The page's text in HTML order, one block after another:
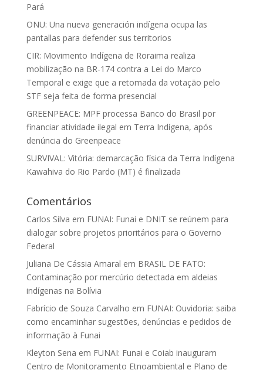
Pará
ONU: Una nueva generación indígena ocupa las
pantallas para defender sus territorios
CIR: Movimento Indígena de Roraima realiza
mobilização na BR-174 contra a Lei do Marco
Temporal e exige que a retomada da votação pelo
STF seja feita de forma presencial
GREENPEACE: MPF processa Banco do Brasil por
financiar atividade ilegal em Terra Indígena, após
denúncia do Greenpeace
SURVIVAL: Vitória: demarcação física da Terra Indígena
Kawahiva do Rio Pardo (MT) é finalizada
Comentários
Carlos Silva em FUNAI: Funai e DNIT se reúnem para
dialogar sobre projetos prioritários para o Governo
Federal
Juliana De Cássia Amaral em BRASIL DE FATO:
Contaminação por mercúrio detectada em aldeias
indígenas na Bolívia
Fabrício de Souza Carvalho em FUNAI: Ouvidoria: saiba
como encaminhar sugestões, denúncias e pedidos de
informação à Funai
Kleyton Sena em FUNAI: Funai e Coiab inauguram
Centro de Monitoramento Etnoambiental e Plano de